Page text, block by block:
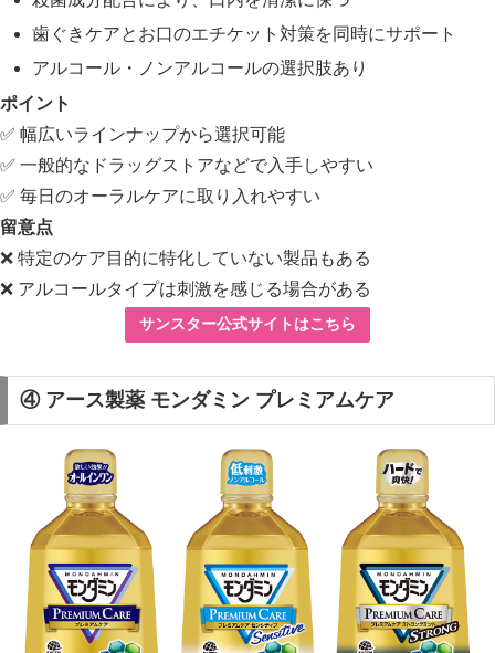
歯ぐきケアとお口のエチケット対策を同時にサポート
アルコール・ノンアルコールの選択肢あり
ポイント
✅ 幅広いラインナップから選択可能
✅ 一般的なドラッグストアなどで入手しやすい
✅ 毎日のオーラルケアに取り入れやすい
留意点
❌ 特定のケア目的に特化していない製品もある
❌ アルコールタイプは刺激を感じる場合がある
サンスター公式サイトはこちら
④ アース製薬 モンダミン プレミアムケア